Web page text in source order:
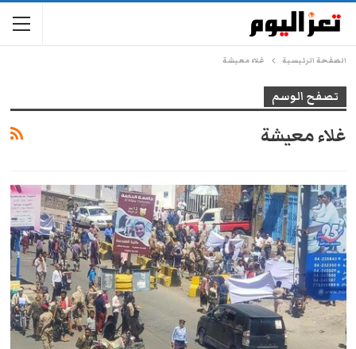
الصفحة الرئيسية غلاء معيشة
تصفح الوسم
غلاء معيشة